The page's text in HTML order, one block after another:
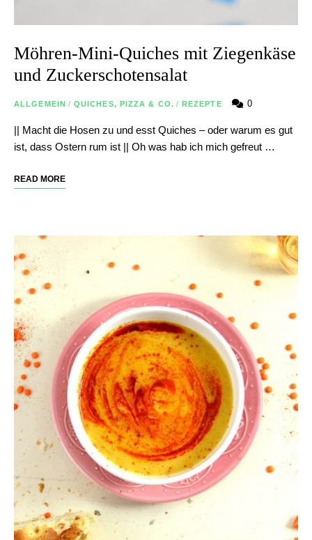
Möhren-Mini-Quiches mit Ziegenkäse
und Zuckerschotensalat
ALLGEMEIN / QUICHES, PIZZA & CO. / REZEPTE 0
|| Macht die Hosen zu und esst Quiches – oder warum es gut
ist, dass Ostern rum ist || Oh was hab ich mich gefreut …
READ MORE